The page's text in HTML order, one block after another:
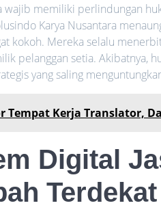
wajib memiliki perlindungan
Karya Nusantara
kokoh. Mereka selalu
pelanggan setia. Akibatnya,
yang saling
Tempat Kerja Translator,
Digital
Terdekat